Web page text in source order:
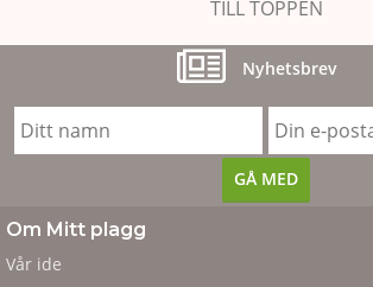
TILL TOPPEN
Nyhetsbrev
Om Mitt plagg
Vår ide